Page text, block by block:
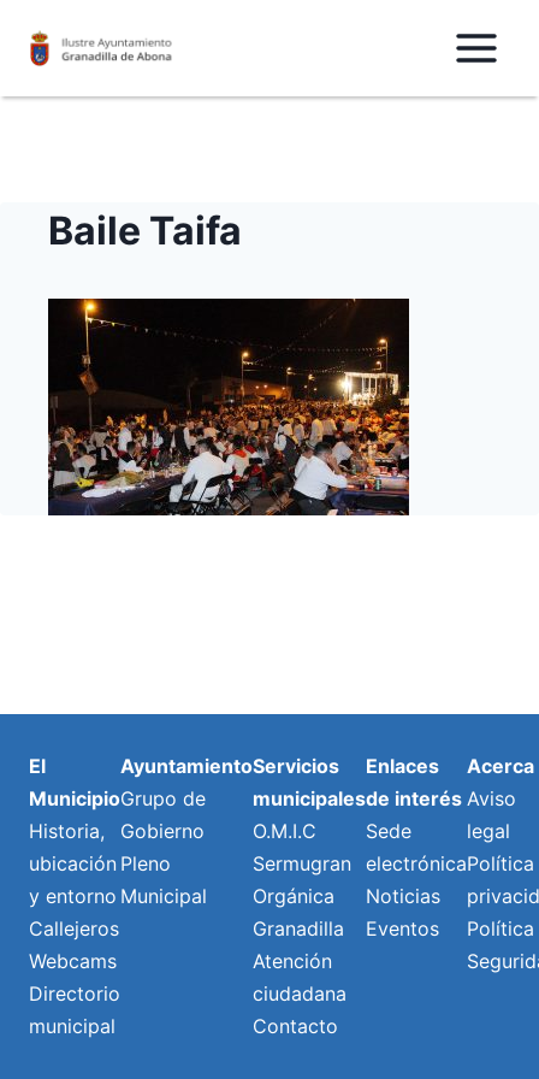
Baile Taifa
El
Municipio
Historia,
ubicación
y entorno
Callejeros
Webcams
Directorio
municipal
Ayuntamiento
Grupo de
Gobierno
Pleno
Municipal
Servicios
municipales
O.M.I.C
Sermugran
Orgánica
Granadilla
Atención
ciudadana
Contacto
Enlaces
de interés
Sede
electrónica
Noticias
Eventos
Acerca
Aviso
legal
Política
Política